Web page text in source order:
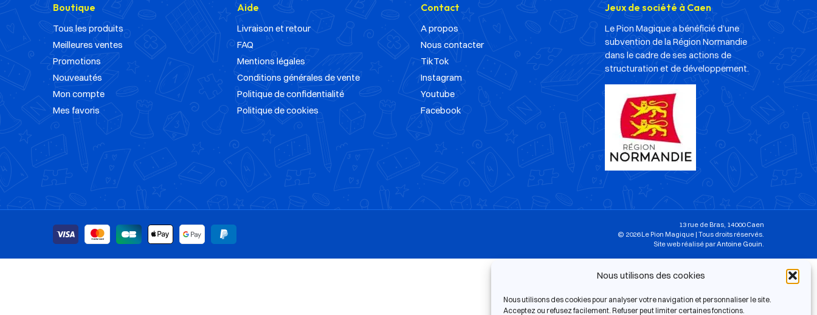
Nous utilisons des cookies
Nous utilisons des cookies pour analyser votre navigation et personnaliser le site.
Acceptez ou refusez facilement. Refuser peut limiter certaines fonctions.
Boutique
Tous les produits
Meilleures ventes
Promotions
Nouveautés
Mon compte
Mes favoris
Aide
Livraison et retour
FAQ
Mentions légales
Conditions générales de vente
Politique de confidentialité
Politique de cookies
Contact
A propos
Nous contacter
TikTok
Instagram
Youtube
Facebook
Jeux de société à Caen
Le Pion Magique a bénéficié d’une
subvention de la Région Normandie
dans le cadre de ses actions de
structuration et de développement.
13 rue de Bras, 14000 Caen
© 2026 Le Pion Magique | Tous droits réservés.
Site web réalisé parAntoine Gouin.